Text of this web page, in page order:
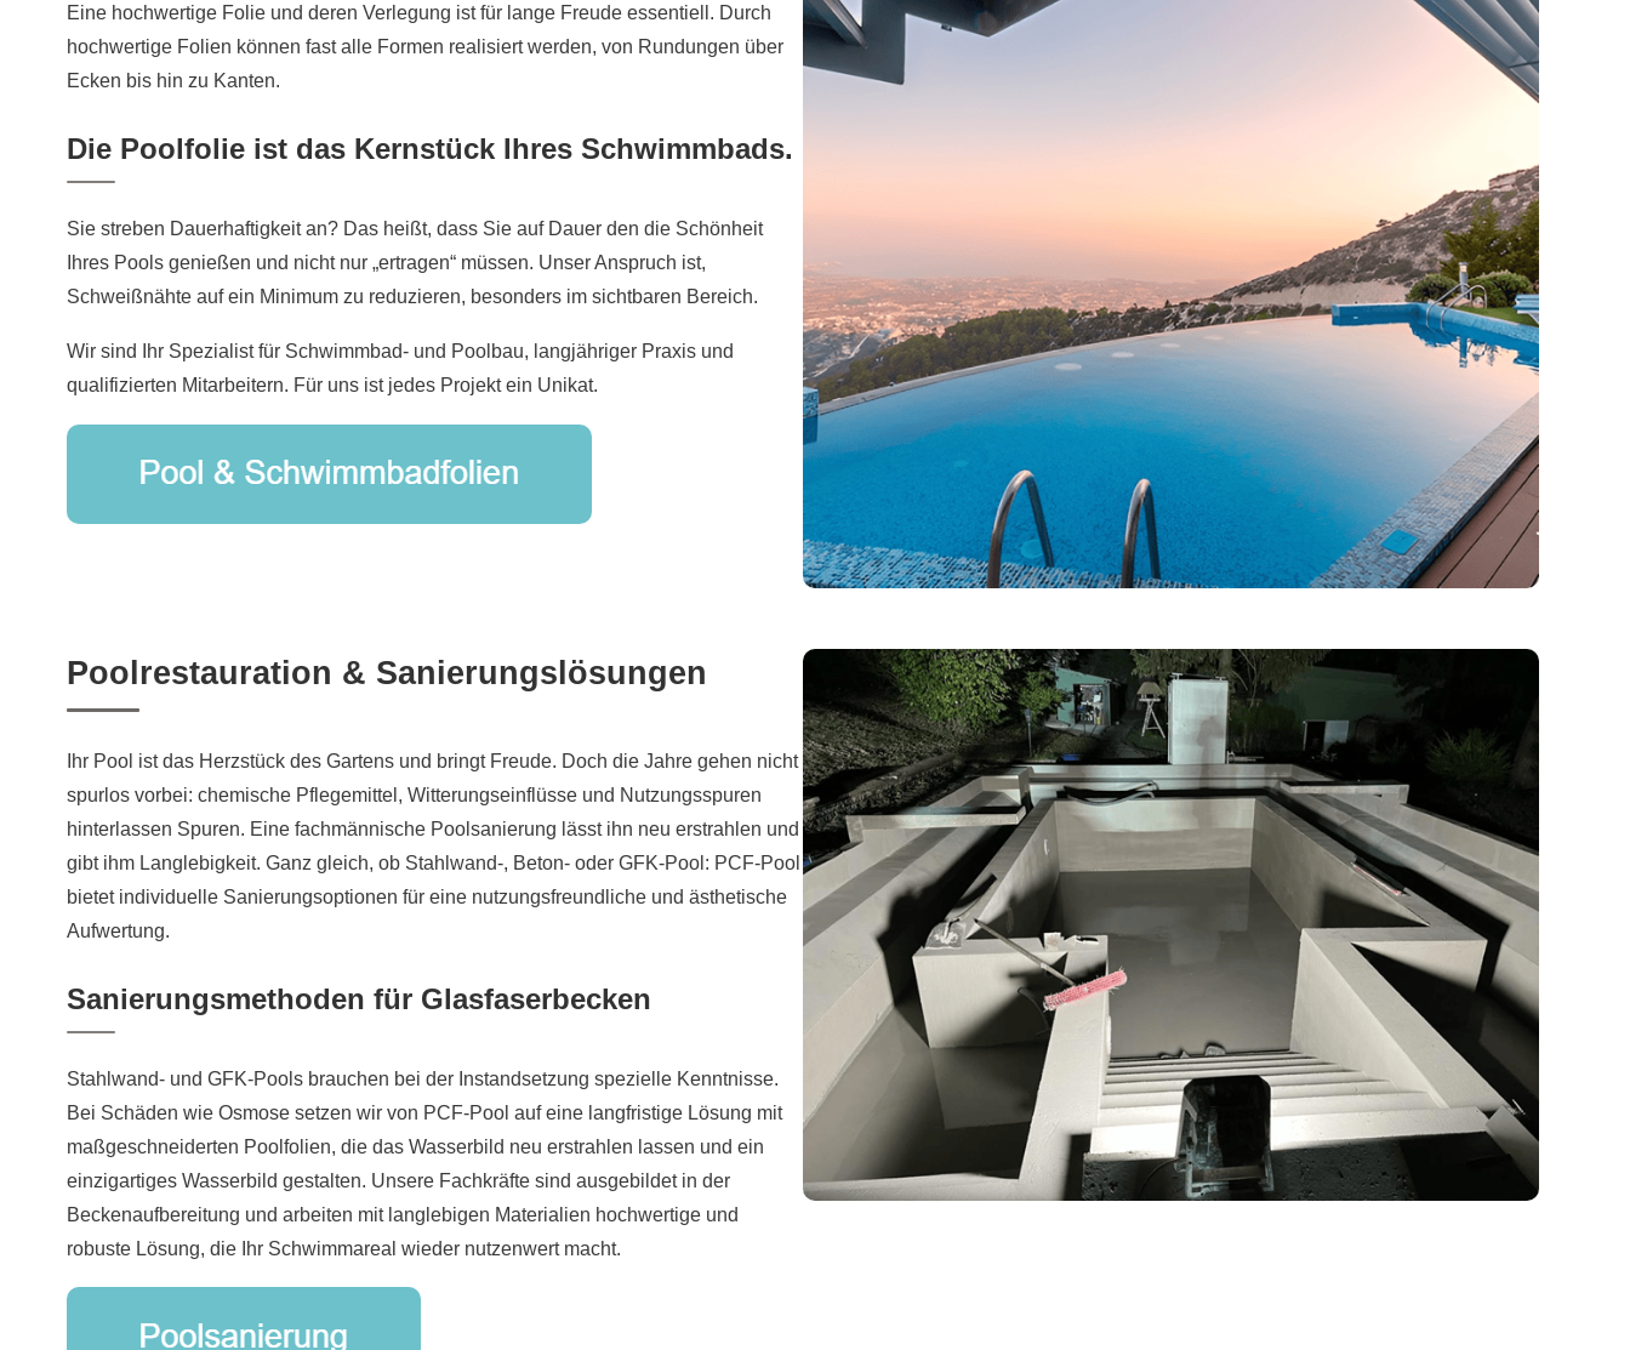
Eine hochwertige Folie und deren Verlegung ist für lange Freude essentiell. Durch
hochwertige Folien können fast alle Formen realisiert werden, von Rundungen über
Ecken bis hin zu Kanten.
Die Poolfolie ist das Kernstück Ihres Schwimmbads.
Sie streben Dauerhaftigkeit an? Das heißt, dass Sie auf Dauer den die Schönheit
Ihres Pools genießen und nicht nur „ertragen“ müssen. Unser Anspruch ist,
Schweißnähte auf ein Minimum zu reduzieren, besonders im sichtbaren Bereich.
Wir sind Ihr Spezialist für Schwimmbad- und Poolbau, langjähriger Praxis und
qualifizierten Mitarbeitern. Für uns ist jedes Projekt ein Unikat.
Poolrestauration & Sanierungslösungen
Ihr Pool ist das Herzstück des Gartens und bringt Freude. Doch die Jahre gehen nicht
spurlos vorbei: chemische Pflegemittel, Witterungseinflüsse und Nutzungsspuren
hinterlassen Spuren. Eine fachmännische Poolsanierung lässt ihn neu erstrahlen und
gibt ihm Langlebigkeit. Ganz gleich, ob Stahlwand-, Beton- oder GFK-Pool: PCF-Pool
bietet individuelle Sanierungsoptionen für eine nutzungsfreundliche und ästhetische
Aufwertung.
Sanierungsmethoden für Glasfaserbecken
Stahlwand- und GFK-Pools brauchen bei der Instandsetzung spezielle Kenntnisse.
Bei Schäden wie Osmose setzen wir von PCF-Pool auf eine langfristige Lösung mit
maßgeschneiderten Poolfolien, die das Wasserbild neu erstrahlen lassen und ein
einzigartiges Wasserbild gestalten. Unsere Fachkräfte sind ausgebildet in der
Beckenaufbereitung und arbeiten mit langlebigen Materialien hochwertige und
robuste Lösung, die Ihr Schwimmareal wieder nutzenwert macht.